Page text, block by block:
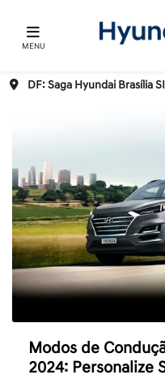
MENU
DF: Saga Hyundai Brasília
Modos de
2024: Personalize